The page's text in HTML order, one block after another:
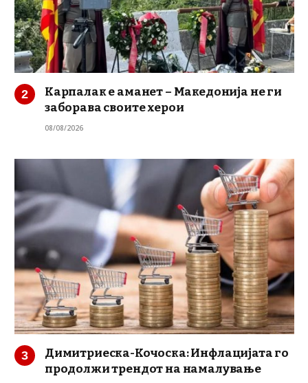
Карпалак е аманет – Македонија не ги
заборава своите херои
08/08/2026
Димитриеска-Кочоска: Инфлацијата го
продолжи трендот на намалување